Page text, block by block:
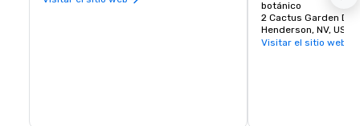
botánico
2 Cactus Garden Dr.
Henderson, NV, US
Visitar el sitio web